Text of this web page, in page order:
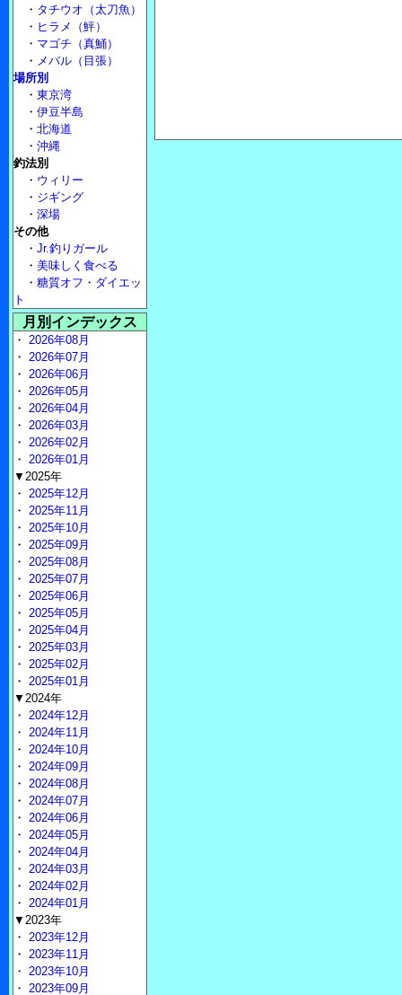
・ タチウオ（太刀魚）
・ ヒラメ（鮃）
・ マゴチ（真鯒）
・ メバル（目張）
場所別
・ 東京湾
・ 伊豆半島
・ 北海道
・ 沖縄
釣法別
・ ウィリー
・ ジギング
・ 深場
その他
・ Jr.釣りガール
・ 美味しく食べる
・ 糖質オフ・ダイエッ
ト
月別インデックス
・ 2026年08月
・ 2026年07月
・ 2026年06月
・ 2026年05月
・ 2026年04月
・ 2026年03月
・ 2026年02月
・ 2026年01月
▼2025年
・ 2025年12月
・ 2025年11月
・ 2025年10月
・ 2025年09月
・ 2025年08月
・ 2025年07月
・ 2025年06月
・ 2025年05月
・ 2025年04月
・ 2025年03月
・ 2025年02月
・ 2025年01月
▼2024年
・ 2024年12月
・ 2024年11月
・ 2024年10月
・ 2024年09月
・ 2024年08月
・ 2024年07月
・ 2024年06月
・ 2024年05月
・ 2024年04月
・ 2024年03月
・ 2024年02月
・ 2024年01月
▼2023年
・ 2023年12月
・ 2023年11月
・ 2023年10月
・ 2023年09月